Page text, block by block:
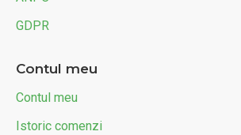
GDPR
Contul meu
Contul meu
Istoric comenzi